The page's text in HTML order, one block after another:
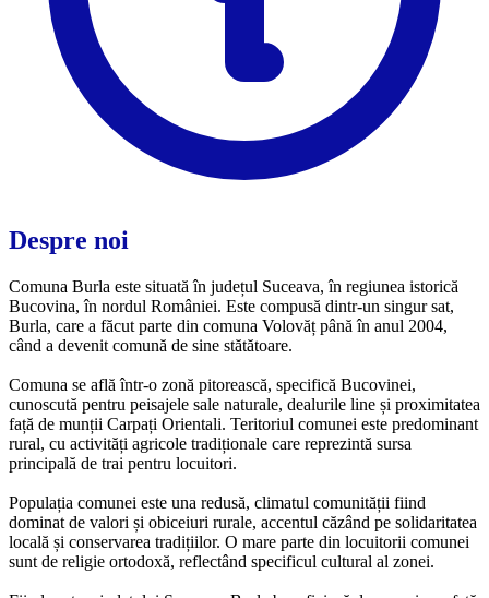
Despre noi
Comuna Burla este situată în județul Suceava, în regiunea istorică
Bucovina, în nordul României. Este compusă dintr-un singur sat,
Burla, care a făcut parte din comuna Volovăț până în anul 2004,
când a devenit comună de sine stătătoare.
Comuna se află într-o zonă pitorească, specifică Bucovinei,
cunoscută pentru peisajele sale naturale, dealurile line și proximitatea
față de munții Carpați Orientali. Teritoriul comunei este predominant
rural, cu activități agricole tradiționale care reprezintă sursa
principală de trai pentru locuitori.
Populația comunei este una redusă, climatul comunității fiind
dominat de valori și obiceiuri rurale, accentul căzând pe solidaritatea
locală și conservarea tradițiilor. O mare parte din locuitorii comunei
sunt de religie ortodoxă, reflectând specificul cultural al zonei.